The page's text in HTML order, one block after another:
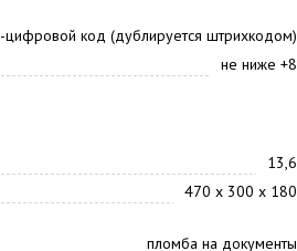
цифровой код (дублируется штрихкодом)
не ниже +8
13,6
470 х 300 х 180
пломба на документы